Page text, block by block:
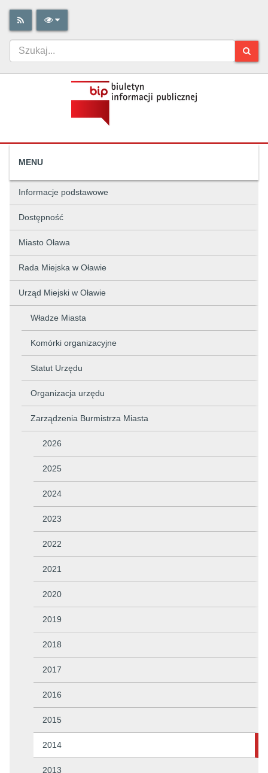
MENU
Informacje podstawowe
Dostępność
Miasto Oława
Rada Miejska w Oławie
Urząd Miejski w Oławie
Władze Miasta
Komórki organizacyjne
Statut Urzędu
Organizacja urzędu
Zarządzenia Burmistrza Miasta
2026
2025
2024
2023
2022
2021
2020
2019
2018
2017
2016
2015
2014
2013